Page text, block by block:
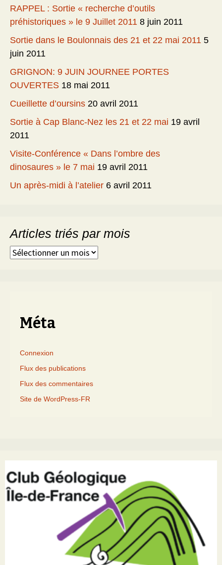
RAPPEL : Sortie « recherche d’outils
préhistoriques » le 9 Juillet 2011 8 juin 2011
Sortie dans le Boulonnais des 21 et 22 mai 2011 5
juin 2011
GRIGNON: 9 JUIN JOURNEE PORTES
OUVERTES 18 mai 2011
Cueillette d’oursins 20 avril 2011
Sortie à Cap Blanc-Nez les 21 et 22 mai 19 avril
2011
Visite-Conférence « Dans l’ombre des
dinosaures » le 7 mai 19 avril 2011
Un après-midi à l’atelier 6 avril 2011
Articles triés par mois
Articles
Méta
Connexion
Flux des publications
Flux des commentaires
Site de WordPress-FR